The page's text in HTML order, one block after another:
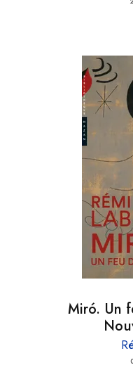
Miró. Un